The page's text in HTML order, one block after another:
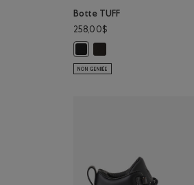
Botte TUFF
258,00$
NON GENRÉE